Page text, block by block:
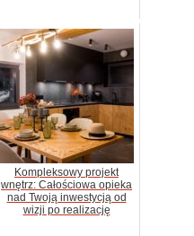
Kompleksowy projekt
wnętrz: Całościowa opieka
nad Twoją inwestycją od
wizji po realizację